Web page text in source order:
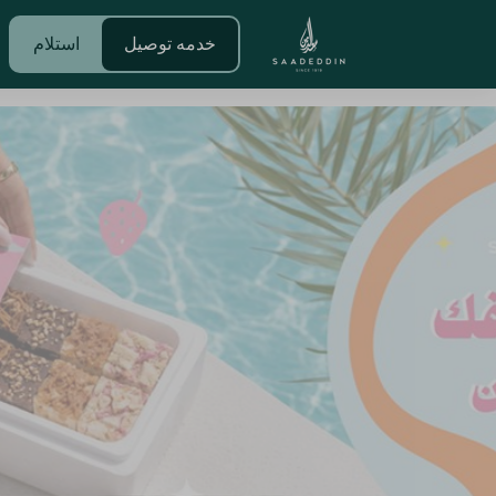
خدمه توصيل استلام